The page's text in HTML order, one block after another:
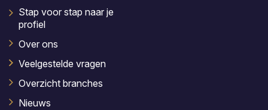
Stap voor stap naar je
profiel
Over ons
Veelgestelde vragen
Overzicht branches
Nieuws